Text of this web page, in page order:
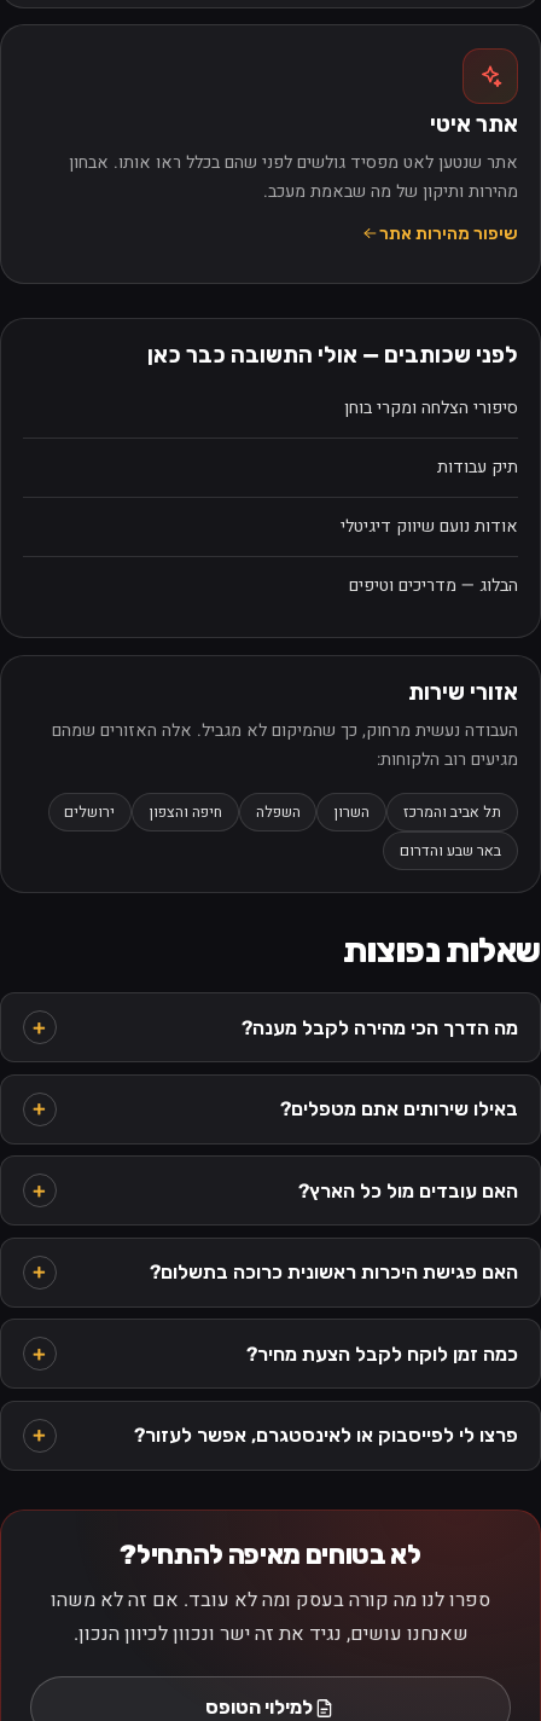
אתר איטי
אתר שנטען לאט מפסיד גולשים לפני שהם בכלל ראו אותו. אבחון
מהירות ותיקון של מה שבאמת מעכב.
שיפור מהירות אתר
לפני שכותבים — אולי התשובה כבר כאן
סיפורי הצלחה ומקרי בוחן
תיק עבודות
אודות נועם שיווק דיגיטלי
הבלוג — מדריכים וטיפים
אזורי שירות
העבודה נעשית מרחוק, כך שהמיקום לא מגביל. אלה האזורים שמהם
מגיעים רוב הלקוחות:
תל אביב והמרכז השרון השפלה חיפה והצפון
ירושלים
באר שבע והדרום
שאלות נפוצות
מה הדרך הכי מהירה לקבל מענה?
באילו שירותים אתם מטפלים?
האם עובדים מול כל הארץ?
האם פגישת היכרות ראשונית כרוכה בתשלום?
כמה זמן לוקח לקבל הצעת מחיר?
פרצו לי לפייסבוק או לאינסטגרם, אפשר לעזור?
לא בטוחים מאיפה להתחיל?
ספרו לנו מה קורה בעסק ומה לא עובד. אם זה לא משהו
שאנחנו עושים, נגיד את זה ישר ונכוון לכיוון הנכון.
למילוי הטופס